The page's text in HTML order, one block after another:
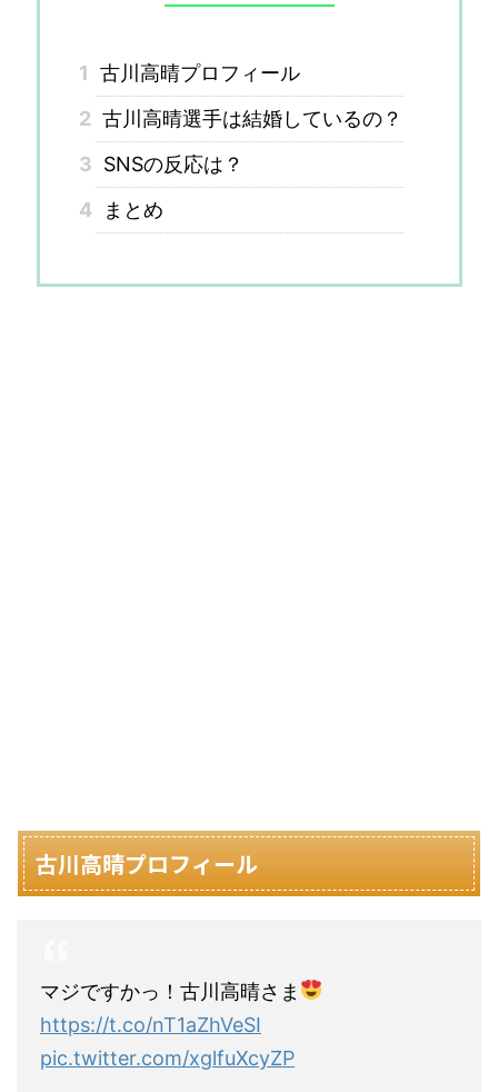
1 古川高晴プロフィール
2 古川高晴選手は結婚しているの？
3 SNSの反応は？
4
まとめ
古川高晴プロフィール
マジですかっ！古川高晴さま
https://t.co/nT1aZhVeSI
pic.twitter.com/xglfuXcyZP